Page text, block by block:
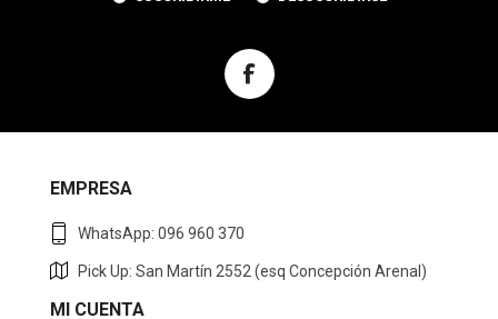
EMPRESA
WhatsApp: 096 960 370
Pick Up: San Martín 2552 (esq Concepción Arenal)
MI CUENTA